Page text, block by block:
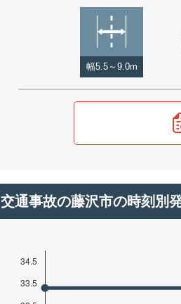
幅5.5～9.0m
交通事故の藤沢市の時刻別